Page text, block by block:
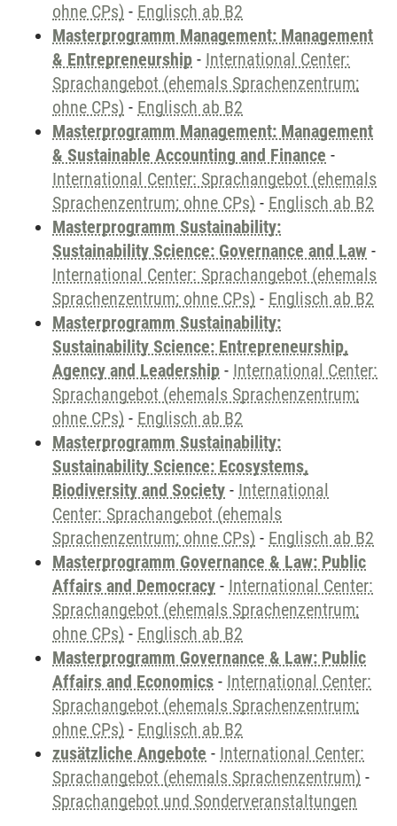
ohne CPs) - Englisch ab B2
Masterprogramm Management: Management
& Entrepreneurship - International Center:
Sprachangebot (ehemals Sprachenzentrum;
ohne CPs) - Englisch ab B2
Masterprogramm Management: Management
& Sustainable Accounting and Finance -
International Center: Sprachangebot (ehemals
Sprachenzentrum; ohne CPs) - Englisch ab B2
Masterprogramm Sustainability:
Sustainability Science: Governance and Law -
International Center: Sprachangebot (ehemals
Sprachenzentrum; ohne CPs) - Englisch ab B2
Masterprogramm Sustainability:
Sustainability Science: Entrepreneurship,
Agency and Leadership - International Center:
Sprachangebot (ehemals Sprachenzentrum;
ohne CPs) - Englisch ab B2
Masterprogramm Sustainability:
Sustainability Science: Ecosystems,
Biodiversity and Society - International
Center: Sprachangebot (ehemals
Sprachenzentrum; ohne CPs) - Englisch ab B2
Masterprogramm Governance & Law: Public
Affairs and Democracy - International Center:
Sprachangebot (ehemals Sprachenzentrum;
ohne CPs) - Englisch ab B2
Masterprogramm Governance & Law: Public
Affairs and Economics - International Center:
Sprachangebot (ehemals Sprachenzentrum;
ohne CPs) - Englisch ab B2
zusätzliche Angebote - International Center:
Sprachangebot (ehemals Sprachenzentrum) -
Sprachangebot und Sonderveranstaltungen